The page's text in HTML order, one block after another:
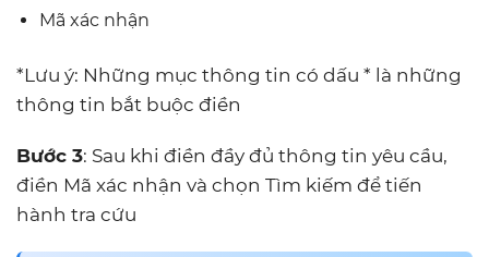
Mã xác nhận
*Lưu ý: Những mục thông tin có dấu * là những
thông tin bắt buộc điền
Bước 3: Sau khi điền đầy đủ thông tin yêu cầu,
điền Mã xác nhận và chọn Tìm kiếm để tiến
hành tra cứu